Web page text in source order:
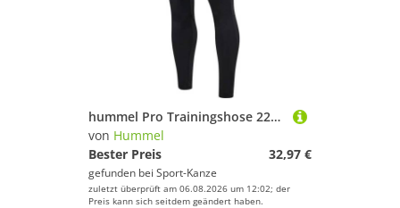
hummel Pro Trainingshose 223812 BLACK - Gr. 2XL
von Hummel
Bester Preis
32,97 €
gefunden bei Sport-Kanze
zuletzt überprüft am 06.08.2026 um 12:02; der
Preis kann sich seitdem geändert haben.